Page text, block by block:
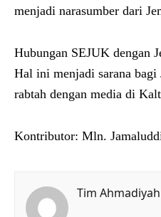
menjadi narasumber dari
Hubungan SEJUK dengan
Hal ini menjadi sarana
rabtah dengan media di
Kontributor: Mln.
Tim